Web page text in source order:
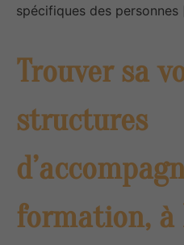
spécifiques des
Trouver sa
structures
formation, à